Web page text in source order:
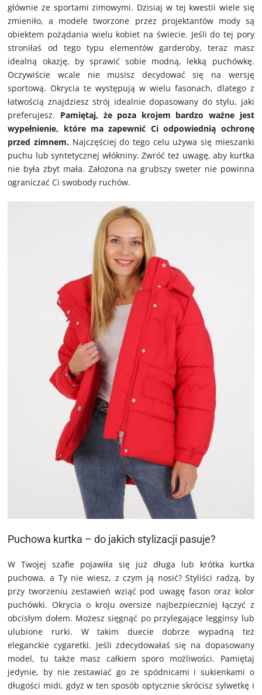
głównie ze sportami zimowymi. Dzisiaj w tej kwestii wiele się
zmieniło, a modele tworzone przez projektantów mody są
obiektem pożądania wielu kobiet na świecie. Jeśli do tej pory
stroniłaś od tego typu elementów garderoby, teraz masz
idealną okazję, by sprawić sobie modną, lekką puchówkę.
Oczywiście wcale nie musisz decydować się na wersję
sportową. Okrycia te występują w wielu fasonach, dlatego z
łatwością znajdziesz strój idealnie dopasowany do stylu, jaki
preferujesz. Pamiętaj, że poza krojem bardzo ważne jest
wypełnienie, które ma zapewnić Ci odpowiednią ochronę
przed zimnem. Najczęściej do tego celu używa się mieszanki
puchu lub syntetycznej włókniny. Zwróć też uwagę, aby kurtka
nie była zbyt mała. Założona na grubszy sweter nie powinna
ograniczać Ci swobody ruchów.
Puchowa kurtka – do jakich stylizacji pasuje?
W Twojej szafie pojawiła się już długa lub krótka kurtka
puchowa, a Ty nie wiesz, z czym ją nosić? Styliści radzą, by
przy tworzeniu zestawień wziąć pod uwagę fason oraz kolor
puchówki. Okrycia o kroju oversize najbezpieczniej łączyć z
obcisłym dołem. Możesz sięgnąć po przylegające legginsy lub
ulubione rurki. W takim duecie dobrze wypadną też
eleganckie cygaretki. Jeśli zdecydowałaś się na dopasowany
model, tu także masz całkiem sporo możliwości. Pamiętaj
jedynie, by nie zestawiać go ze spódnicami i sukienkami o
długości midi, gdyż w ten sposób optycznie skrócisz sylwetkę i